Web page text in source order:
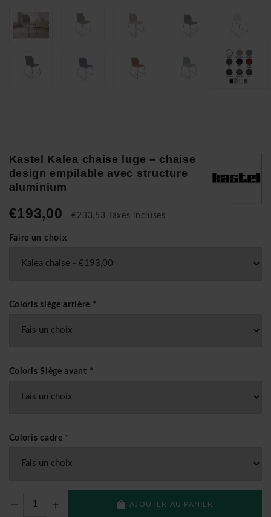
Kastel Kalea chaise luge – chaise
design empilable avec structure
aluminium
€193,00 €233,53 Taxes incluses
Faire un choix
Coloris siège arrière *
Coloris Siège avant *
Coloris cadre *
AJOUTER AU PANIER